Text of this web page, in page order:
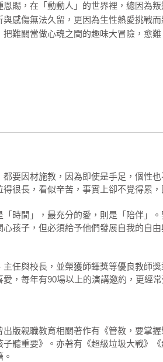
然！
分，
實用分享：
穩接每顆變化球
種以上教養情境
溝通互動不卡卡
的情境，提升專注力。
賜，在「動動人」的世界裡，總因為
感傷無法久留，更因為生性熱愛挑戰
難關當做心魂之間的趣味大冒險，愈難
重落後到慢慢進步，小四之後，許多部
有乖乖吃藥，但是愛讓我們不斷演化成
，但在看了這本書以後，總還是會忍不
』，不知道可以省下多少的心力與時間
裡，回到孩子的高度，牽起孩子的手，
野》作者）
要因材施教，因為即使是手足，個性也
很長，看似辛苦，事實上卻不覺得累
時間」，最充分的愛，則是「陪伴」
孩子，但必須給予他們發展自我的自由
任與校長，並榮獲師鐸獎等優良教師
，每年有90場以上的演講邀約，更經
版親職教育相關著作有《管教，要掌
聽重要》。亦著有《超級垃圾大戰》《